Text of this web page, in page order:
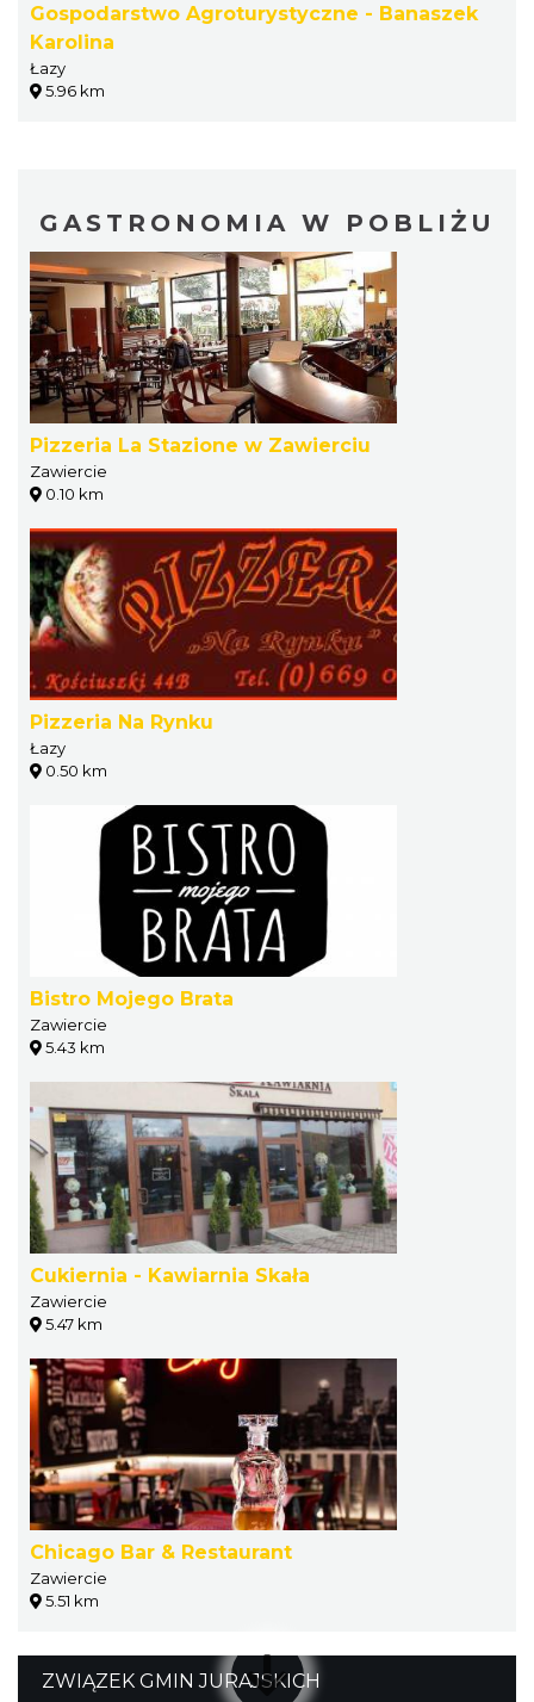
Gospodarstwo Agroturystyczne - Banaszek
Karolina
Łazy
5.96 km
GASTRONOMIA W POBLIŻU
Pizzeria La Stazione w Zawierciu
Zawiercie
0.10 km
Pizzeria Na Rynku
Łazy
0.50 km
Bistro Mojego Brata
Zawiercie
5.43 km
Cukiernia - Kawiarnia Skała
Zawiercie
5.47 km
Chicago Bar & Restaurant
Zawiercie
5.51 km
ZWIĄZEK GMIN JURAJSKICH